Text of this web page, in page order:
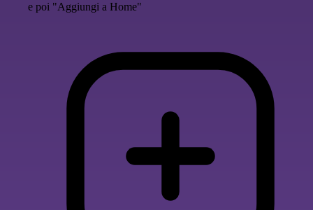
e poi "Aggiungi a Home"